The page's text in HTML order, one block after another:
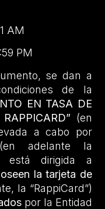
AM
PM
se dan a
de la
EN TASA DE
(en
a cabo por
adelante la
está dirigida a
la tarjeta de
la “RappiCard”)
por la Entidad